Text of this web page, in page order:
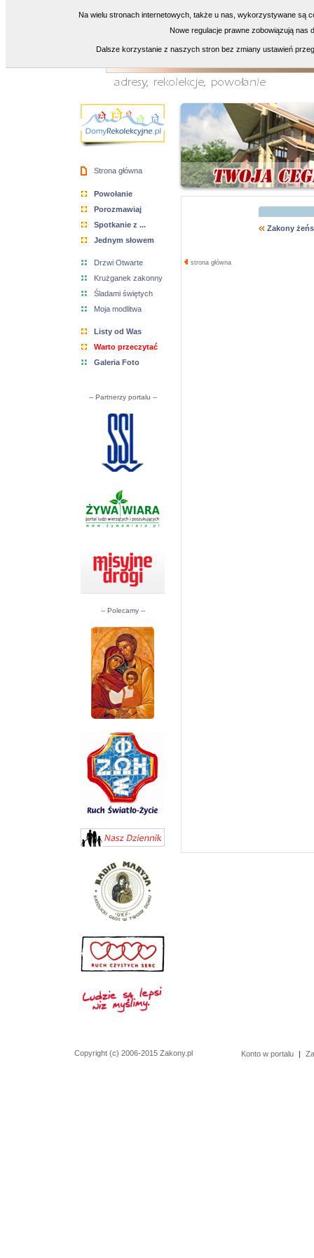
Strona główna
Powołanie
Porozmawiaj
Spotkanie z ...
Jednym słowem
Drzwi Otwarte
Krużganek zakonny
Śladami świętych
Moja modlitwa
Listy od Was
Warto przeczytać
Galeria Foto
-- Partnerzy portalu --
-- Polecamy --
Zakony
strona główna
Copyright (c) 2006-2015 Zakony.pl Konto w portalu |
Na wielu stronach internetowych, także u nas, wykorzystywane są
Nowe regulacje prawne zobowiązują nas
Dalsze korzystanie z naszych stron bez zmiany ustawień